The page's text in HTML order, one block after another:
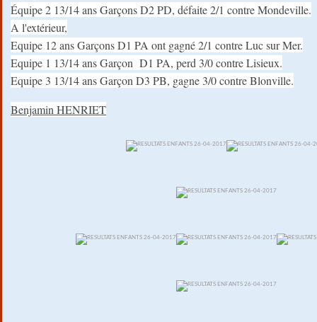
Équipe 2 13/14 ans Garçons D2 PD, défaite 2/1 contre Mondeville.
A l'extérieur,
Equipe 12 ans Garçons D1 PA ont gagné 2/1 contre Luc sur Mer.
Equipe 1 13/14 ans Garçon D1 PA, perd 3/0 contre Lisieux.
Equipe 3 13/14 ans Garçon D3 PB, gagne 3/0 contre Blonville.
Benjamin HENRIET